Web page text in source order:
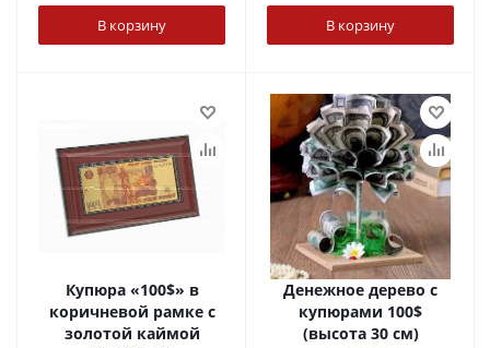
В корзину В корзину
Купюра «100$» в
коричневой рамке с
золотой каймой
Денежное дерево с
купюрами 100$
(высота 30 см)